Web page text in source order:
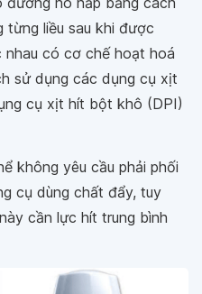
liều sau khi được
có cơ chế hoạt hoá
sử dụng các dụng cụ xịt
cụ xịt hít bột khô (DPI)
không yêu cầu phải phối
cụ dùng chất đẩy, tuy
cần lực hít trung bình